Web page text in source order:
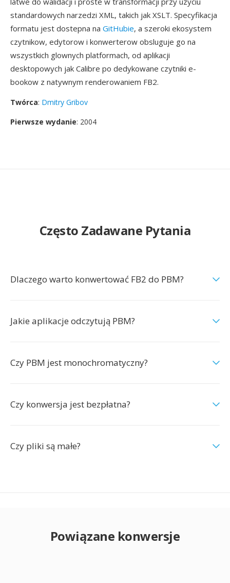
standardowych narzedzi XML, takich jak XSLT. Specyfikacja
formatu jest dostepna na GitHubie, a szeroki ekosystem
czytnikow, edytorow i konwerterow obsluguje go na
wszystkich glownych platformach, od aplikacji
desktopowych jak Calibre po dedykowane czytniki e-
bookow z natywnym renderowaniem FB2.
Twórca: Dmitry Gribov
Pierwsze wydanie: 2004
Często Zadawane Pytania
Dlaczego warto konwertować FB2 do PBM?
Jakie aplikacje odczytują PBM?
Czy PBM jest monochromatyczny?
Czy konwersja jest bezpłatna?
Czy pliki są małe?
Powiązane konwersje